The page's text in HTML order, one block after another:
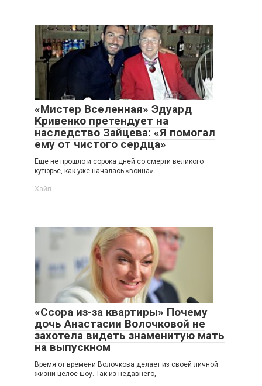
«Мистер Вселенная» Эдуард
Кривенко претендует на
наследство Зайцева: «Я помогал
ему от чистого сердца»
Еще не прошло и сорока дней со смерти великого
кутюрье, как уже началась «война»
Хайп
«Ссора из-за квартиры» Почему
дочь Анастасии Волочковой не
захотела видеть знаменитую мать
на выпускном
Время от времени Волочкова делает из своей личной
жизни целое шоу. Так из недавнего,